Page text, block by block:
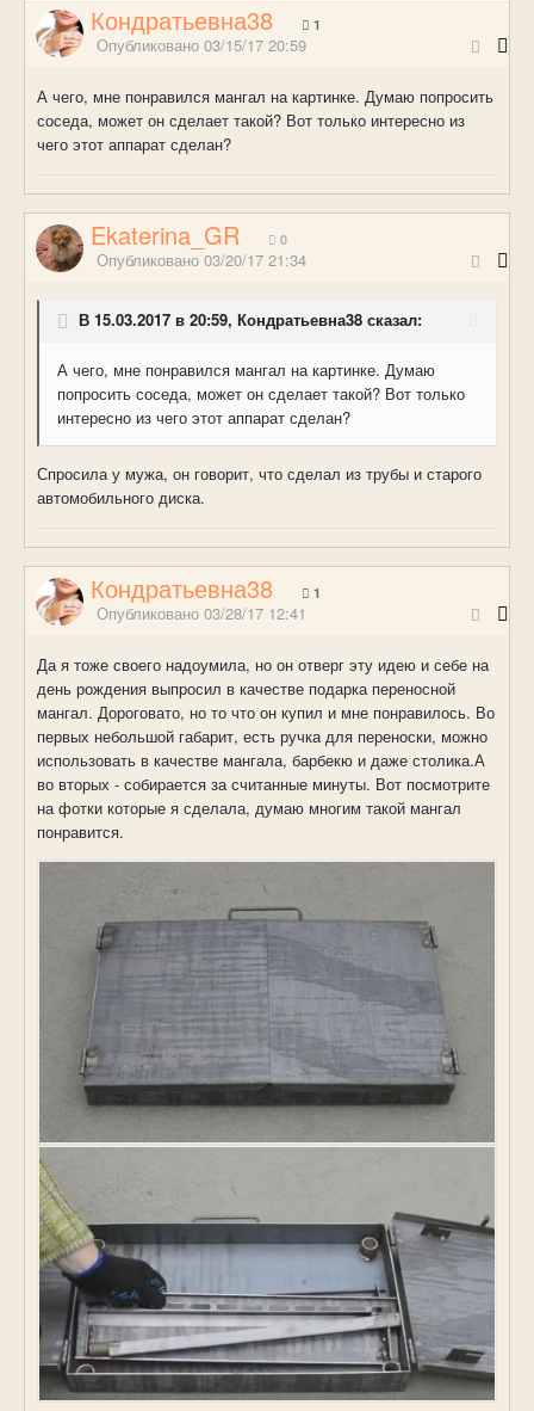
Кондратьевна38 1
Опубликовано 03/15/17 20:59
А чего, мне понравился мангал на картинке. Думаю попросить
соседа, может он сделает такой? Вот только интересно из
чего этот аппарат сделан?
Ekaterina_GR 0
Опубликовано 03/20/17 21:34
В 15.03.2017 в 20:59, Кондратьевна38 сказал:
А чего, мне понравился мангал на картинке. Думаю
попросить соседа, может он сделает такой? Вот только
интересно из чего этот аппарат сделан?
Спросила у мужа, он говорит, что сделал из трубы и старого
автомобильного диска.
Кондратьевна38 1
Опубликовано 03/28/17 12:41
Да я тоже своего надоумила, но он отверг эту идею и себе на
день рождения выпросил в качестве подарка переносной
мангал. Дороговато, но то что он купил и мне понравилось. Во
первых небольшой габарит, есть ручка для переноски, можно
использовать в качестве мангала, барбекю и даже столика.А
во вторых - собирается за считанные минуты. Вот посмотрите
на фотки которые я сделала, думаю многим такой мангал
понравится.